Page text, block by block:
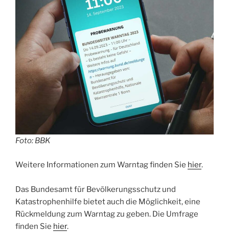
Foto: BBK
Weitere Informationen zum Warntag finden Sie hier.
Das Bundesamt für Bevölkerungsschutz und
Katastrophenhilfe bietet auch die Möglichkeit, eine
Rückmeldung zum Warntag zu geben. Die Umfrage
finden Sie hier.